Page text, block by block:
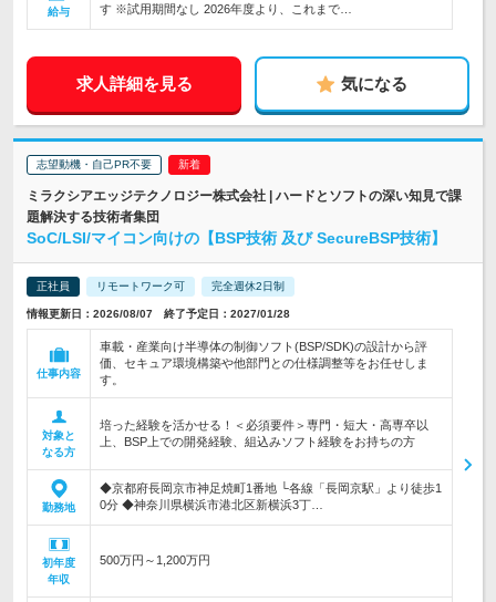
給与
す ※試用期間なし 2026年度より、これまで…
求人詳細を見る 気になる
志望動機・自己PR不要
ミラクシアエッジテクノロジー株式会社 | ハードとソフトの深い知見で課
題解決する技術者集団
SoC/LSI/マイコン向けの【BSP技術 及び SecureBSP技術】
正社員 リモートワーク可 完全週休2日制
情報更新日：2026/08/07 終了予定日：2027/01/28
仕事内容
車載・産業向け半導体の制御ソフト(BSP/SDK)の設計から評
価、セキュア環境構築や他部門との仕様調整等をお任せしま
す。
対象と
なる方
培った経験を活かせる！＜必須要件＞専門・短大・高専卒以
上、BSP上での開発経験、組込みソフト経験をお持ちの方
勤務地
◆京都府長岡京市神足焼町1番地 └各線「長岡京駅」より徒歩1
0分 ◆神奈川県横浜市港北区新横浜3丁…
初年度
年収
500万円～1,200万円